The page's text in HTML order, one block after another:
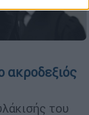
ακροδεξιός
του